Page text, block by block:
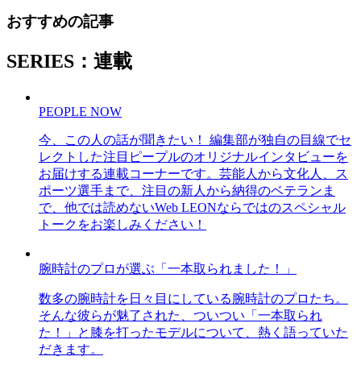
おすすめの記事
SERIES：連載
PEOPLE NOW
今、この人の話が聞きたい！ 編集部が独自の目線でセ
レクトした注目ピープルのオリジナルインタビューを
お届けする連載コーナーです。芸能人から文化人、ス
ポーツ選手まで、注目の新人から納得のベテランま
で、他では読めないWeb LEONならではのスペシャル
トークをお楽しみください！
腕時計のプロが選ぶ「一本取られました！」
数多の腕時計を日々目にしている腕時計のプロたち。
そんな彼らが魅了された、ついつい「一本取られ
た！」と膝を打ったモデルについて、熱く語っていた
だきます。